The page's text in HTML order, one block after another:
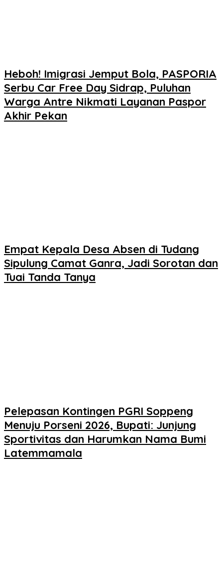
Heboh! Imigrasi Jemput Bola, PASPORIA
Serbu Car Free Day Sidrap, Puluhan
Warga Antre Nikmati Layanan Paspor
Akhir Pekan
Empat Kepala Desa Absen di Tudang
Sipulung Camat Ganra, Jadi Sorotan dan
Tuai Tanda Tanya
Pelepasan Kontingen PGRI Soppeng
Menuju Porseni 2026, Bupati: Junjung
Sportivitas dan Harumkan Nama Bumi
Latemmamala